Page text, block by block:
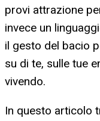
provi attrazione
invece un
il gesto del bacio
su di te, sulle tue
vivendo.
In questo articolo